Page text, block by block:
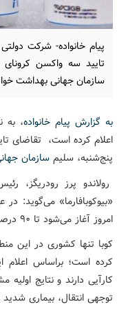
پیام خانواده- شرکت
تایید سه واکسن
سازمان جهانی بهداشت
به گزارش پیام خانواده، به
اعلام کرده است، تقاضای
پنج‌شنبه، سلیم سازمان
رولاندو پرز
«بیوکوبافارما» می‌گوید:
امروز آغاز می‌شود تا ۹۰ درصد جمعیت تا ماه نوامبر (آبان) واکسینه شوند.
کوبا تنها کشوری در این
کارآیی دارند و نتایج
توجهی انتقال، بیماری